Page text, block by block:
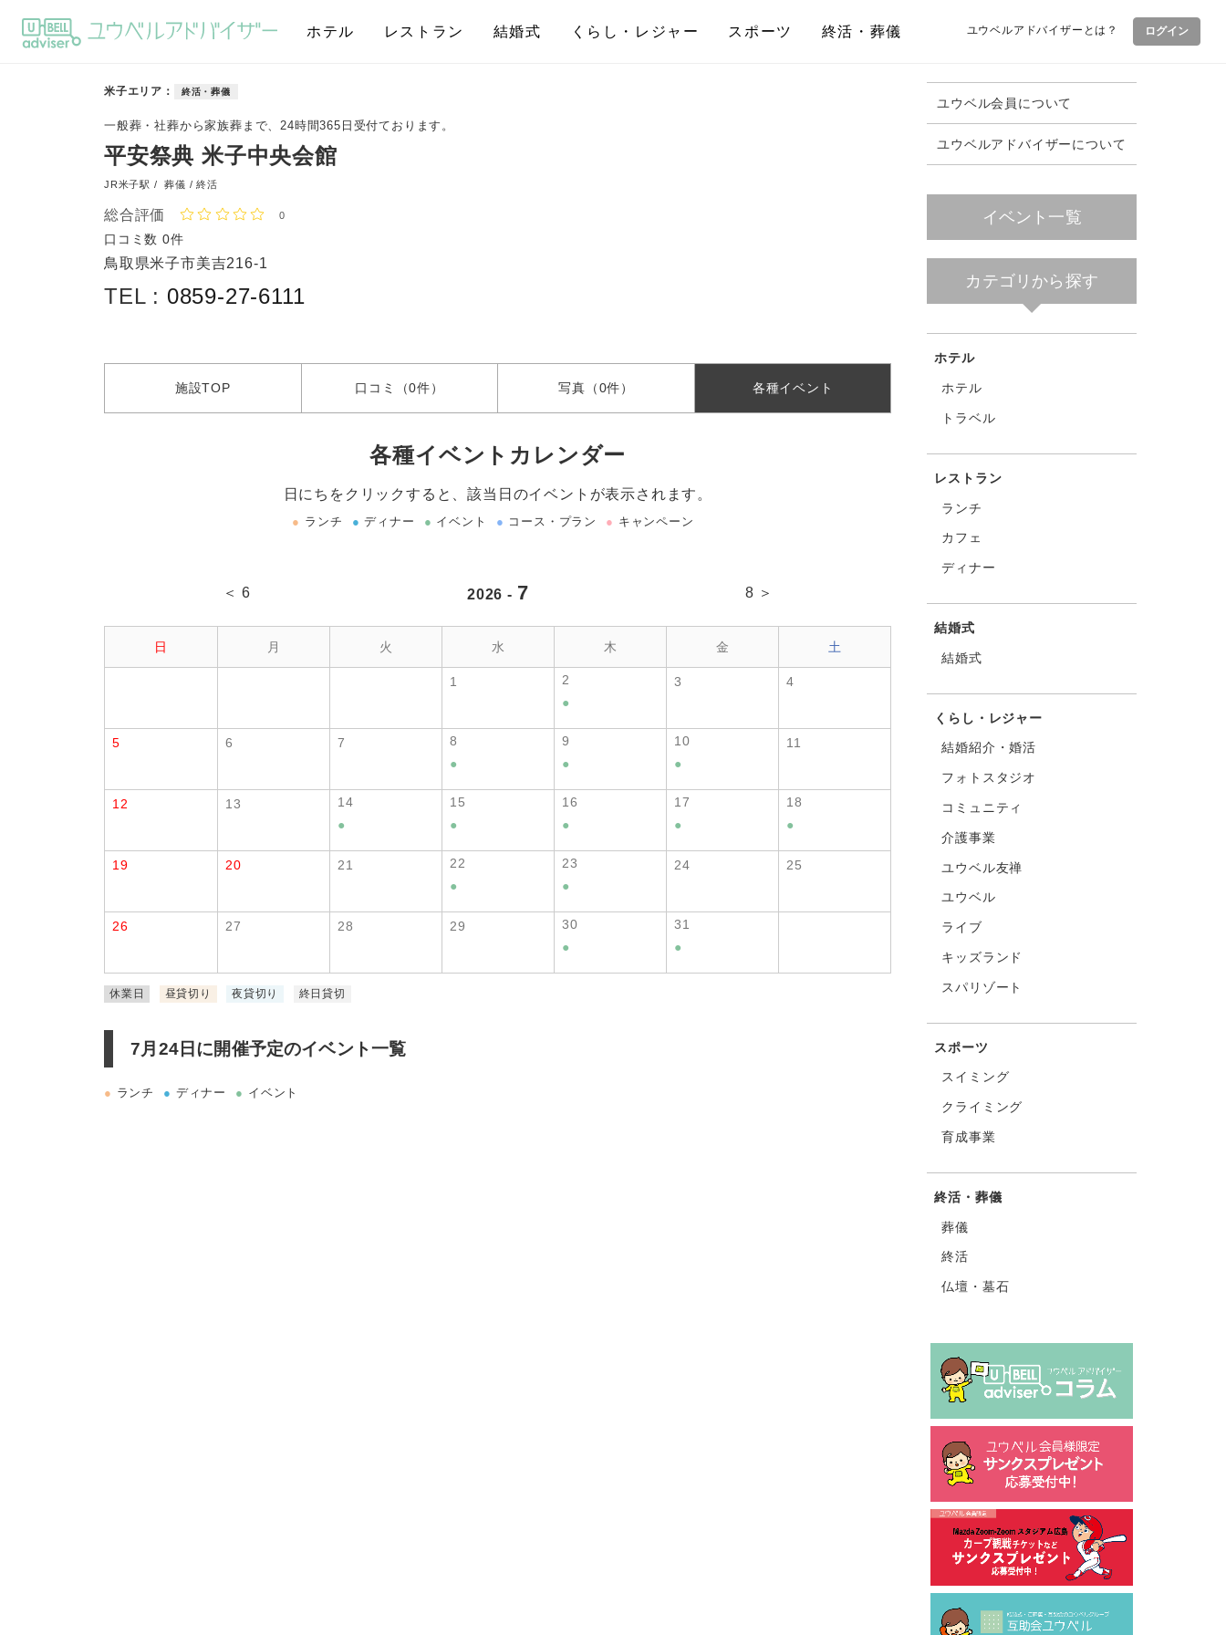
ホテル レストラン 結婚式 くらし・レジャー スポーツ 終活・葬儀 ユウベルアドバイザーとは？ ログイン
米子エリア 終活・葬儀
一般葬・社葬から家族葬まで、24時間365日受付ております。
平安祭典 米子中央会館
JR米子駅 /葬儀 / 終活
総合評価 0
口コミ数 0件
鳥取県米子市美吉216-1
TEL : 0859-27-6111
施設TOP 口コミ （0件） 写真 （0件） 各種イベント
各種イベントカレンダー
日にちをクリックすると、該当日のイベントが表示されます。
● ランチ ● ディナー ● イベント ● コース・プラン ● キャンペーン
＜ 6 2026 - 7 8 ＞
日 月 火 水 木 金 土
1
2
●
3 4
5 6 7
8
●
9
●
10
●
11
12 13
14
●
15
●
16
●
17
●
18
●
19 20 21
22
●
23
●
24 25
26 27 28 29
30
●
31
●
休業日 昼貸切り 夜貸切り 終日貸切
7月24日に開催予定のイベント一覧
● ランチ ● ディナー ● イベント
ユウベル会員について
ユウベルアドバイザーについて
イベント一覧
カテゴリから探す
ホテル
ホテル
トラベル
レストラン
ランチ
カフェ
ディナー
結婚式
結婚式
くらし・レジャー
結婚紹介・婚活
フォトスタジオ
コミュニティ
介護事業
ユウベル友禅
ユウベル
ライブ
キッズランド
スパリゾート
スポーツ
スイミング
クライミング
育成事業
終活・葬儀
葬儀
終活
仏壇・墓石